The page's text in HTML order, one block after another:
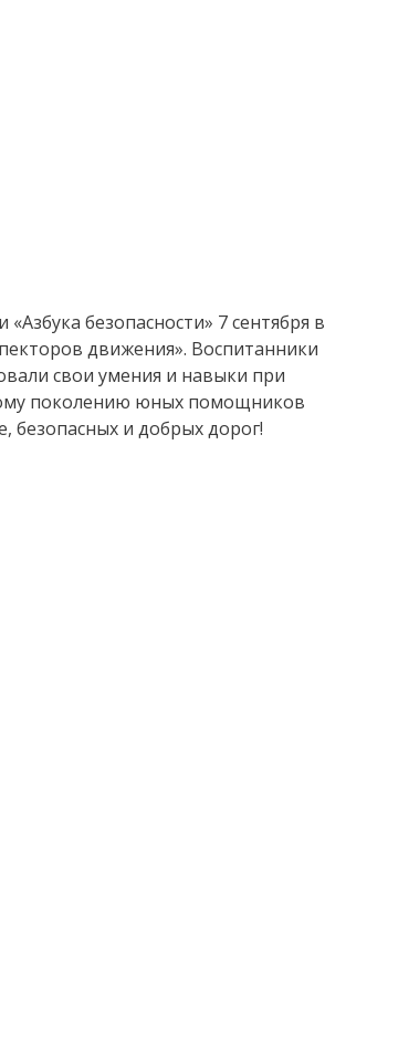
безопасности» 7 сентября в
движения». Воспитанники
свои умения и навыки при
поколению юных помощников
и добрых дорог!